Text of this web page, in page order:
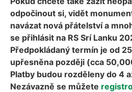
odpočinout si, vidět
navázat nová přátelství a
se přihlásit na RS Srí Lanku
Předpokládaný termín je od
upřesněna později (cca
Platby budou rozděleny do 4
Nezávazně se můžete